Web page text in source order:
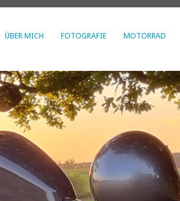
ÜBER MICH FOTOGRAFIE MOTORRAD